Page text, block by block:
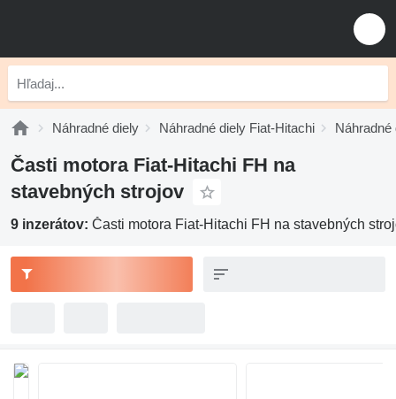
Náhradné diely Náhradné diely Fiat-Hitachi Náhradné
Časti motora Fiat-Hitachi FH na
stavebných strojov
9 inzerátov: Časti motora Fiat-Hitachi FH na stavebných